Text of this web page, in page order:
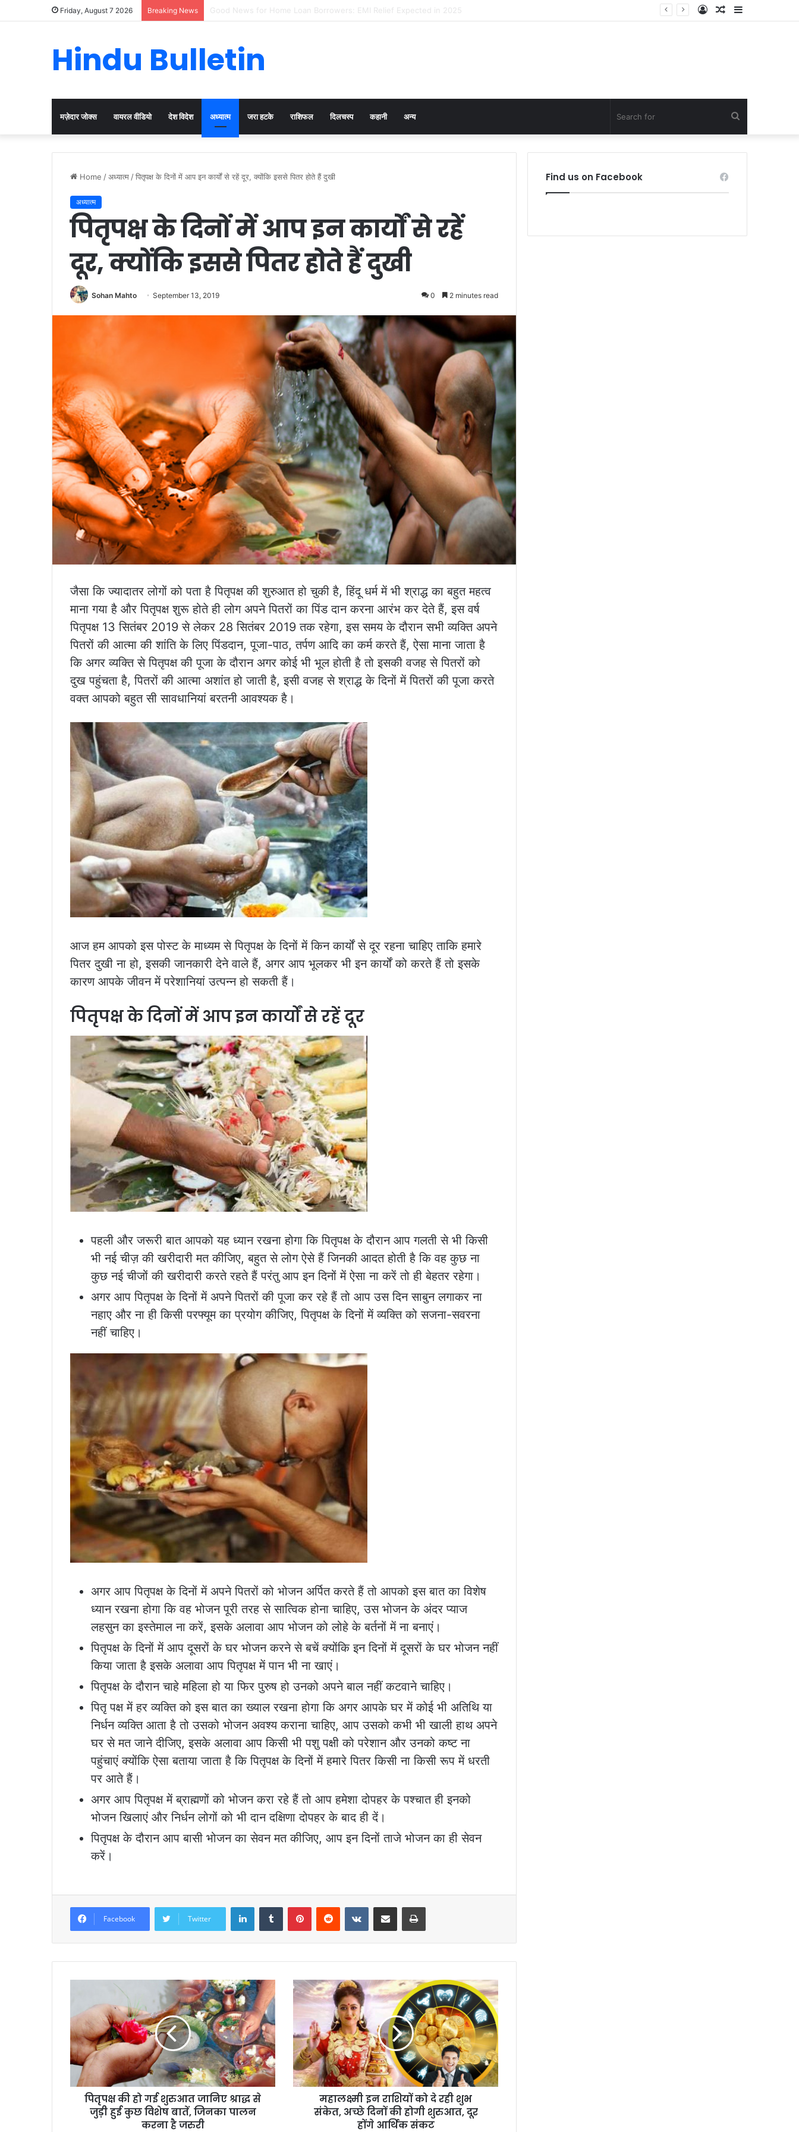
Friday, August 7 2026 Breaking News Cervical Cancer Prevention in Men: Why HPV Vaccination for Males is Critical Sidebar
Random
Log
Hindu Bulletin
मज़ेदार जोक्स वायरल वीडियो देश विदेश अध्यात्म जरा हटके राशिफल दिलचस्प कहानी अन्य
for
Home /अध्यात्म /पितृपक्ष के दिनों में आप इन कार्यों से रहें दूर, क्योंकि इससे पितर होते हैं दुखी
अध्यात्म
पितृपक्ष के दिनों में आप इन कार्यों से रहें
दूर, क्योंकि इससे पितर होते हैं दुखी
Sohan Mahto September 13, 2019 0 2 minutes read
जैसा कि ज्यादातर लोगों को पता है पितृपक्ष की शुरुआत हो चुकी है, हिंदू धर्म में भी श्राद्ध का बहुत महत्व
माना गया है और पितृपक्ष शुरू होते ही लोग अपने पितरों का पिंड दान करना आरंभ कर देते हैं, इस वर्ष
पितृपक्ष 13 सितंबर 2019 से लेकर 28 सितंबर 2019 तक रहेगा, इस समय के दौरान सभी व्यक्ति अपने
पितरों की आत्मा की शांति के लिए पिंडदान, पूजा-पाठ, तर्पण आदि का कर्म करते हैं, ऐसा माना जाता है
कि अगर व्यक्ति से पितृपक्ष की पूजा के दौरान अगर कोई भी भूल होती है तो इसकी वजह से पितरों को
दुख पहुंचता है, पितरों की आत्मा अशांत हो जाती है, इसी वजह से श्राद्ध के दिनों में पितरों की पूजा करते
वक्त आपको बहुत सी सावधानियां बरतनी आवश्यक है।
आज हम आपको इस पोस्ट के माध्यम से पितृपक्ष के दिनों में किन कार्यों से दूर रहना चाहिए ताकि हमारे
पितर दुखी ना हो, इसकी जानकारी देने वाले हैं, अगर आप भूलकर भी इन कार्यों को करते हैं तो इसके
कारण आपके जीवन में परेशानियां उत्पन्न हो सकती हैं।
पितृपक्ष के दिनों में आप इन कार्यों से रहें दूर
पहली और जरूरी बात आपको यह ध्यान रखना होगा कि पितृपक्ष के दौरान आप गलती से भी किसी
भी नई चीज़ की खरीदारी मत कीजिए, बहुत से लोग ऐसे हैं जिनकी आदत होती है कि वह कुछ ना
कुछ नई चीजों की खरीदारी करते रहते हैं परंतु आप इन दिनों में ऐसा ना करें तो ही बेहतर रहेगा।
अगर आप पितृपक्ष के दिनों में अपने पितरों की पूजा कर रहे हैं तो आप उस दिन साबुन लगाकर ना
नहाए और ना ही किसी परफ्यूम का प्रयोग कीजिए, पितृपक्ष के दिनों में व्यक्ति को सजना-सवरना
नहीं चाहिए।
अगर आप पितृपक्ष के दिनों में अपने पितरों को भोजन अर्पित करते हैं तो आपको इस बात का विशेष
ध्यान रखना होगा कि वह भोजन पूरी तरह से सात्विक होना चाहिए, उस भोजन के अंदर प्याज
लहसुन का इस्तेमाल ना करें, इसके अलावा आप भोजन को लोहे के बर्तनों में ना बनाएं।
पितृपक्ष के दिनों में आप दूसरों के घर भोजन करने से बचें क्योंकि इन दिनों में दूसरों के घर भोजन नहीं
किया जाता है इसके अलावा आप पितृपक्ष में पान भी ना खाएं।
पितृपक्ष के दौरान चाहे महिला हो या फिर पुरुष हो उनको अपने बाल नहीं कटवाने चाहिए।
पितृ पक्ष में हर व्यक्ति को इस बात का ख्याल रखना होगा कि अगर आपके घर में कोई भी अतिथि या
निर्धन व्यक्ति आता है तो उसको भोजन अवश्य कराना चाहिए, आप उसको कभी भी खाली हाथ अपने
घर से मत जाने दीजिए, इसके अलावा आप किसी भी पशु पक्षी को परेशान और उनको कष्ट ना
पहुंचाएं क्योंकि ऐसा बताया जाता है कि पितृपक्ष के दिनों में हमारे पितर किसी ना किसी रूप में धरती
पर आते हैं।
अगर आप पितृपक्ष में ब्राह्मणों को भोजन करा रहे हैं तो आप हमेशा दोपहर के पश्चात ही इनको
भोजन खिलाएं और निर्धन लोगों को भी दान दक्षिणा दोपहर के बाद ही दें।
पितृपक्ष के दौरान आप बासी भोजन का सेवन मत कीजिए, आप इन दिनों ताजे भोजन का ही सेवन
करें।
Facebook Twitter
LinkedInTumblr PinterestReddit VKontakteShare via Email Print
पितृपक्ष की हो गई शुरुआत जानिए श्राद्ध से
जुड़ी हुई कुछ विशेष बातें, जिनका पालन
करना है जरुरी
महालक्ष्मी इन राशियों को दे रही शुभ
संकेत, अच्छे दिनों की होगी शुरुआत, दूर
होंगे आर्थिक संकट
Find us on Facebook